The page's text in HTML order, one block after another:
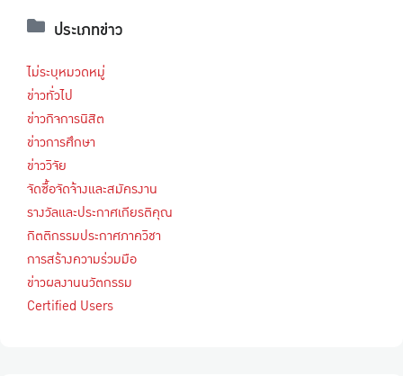
ประเภทข่าว
ไม่ระบุหมวดหมู่
ข่าวทั่วไป
ข่าวกิจการนิสิต
ข่าวการศึกษา
ข่าววิจัย
จัดซื้อจัดจ้างและสมัครงาน
รางวัลและประกาศเกียรติคุณ
กิตติกรรมประกาศภาควิชา
การสร้างความร่วมมือ
ข่าวผลงานนวัตกรรม
Certified Users